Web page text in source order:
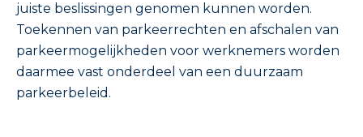
juiste beslissingen genomen kunnen worden.
Toekennen van parkeerrechten en afschalen van
parkeermogelijkheden voor werknemers worden
daarmee vast onderdeel van een duurzaam
parkeerbeleid.